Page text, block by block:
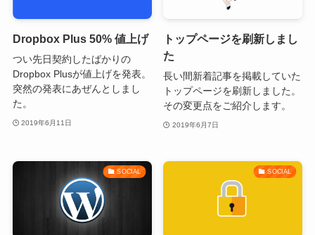
Dropbox Plus 50% 値上げ
つい先日契約したばかりの
Dropbox Plusが値上げを発表。
突然の発表にあぜんとしまし
た。
2019年6月11日
トップページを刷新しまし
た
長い間新着記事を掲載していた
トップページを刷新しました。
その変更点をご紹介します。
2019年6月7日
SOCIAL SOCIAL